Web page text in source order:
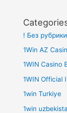
! Без рубрики
1Win AZ
1WIN Casino
1WIN Official
1win Turkiye
1win